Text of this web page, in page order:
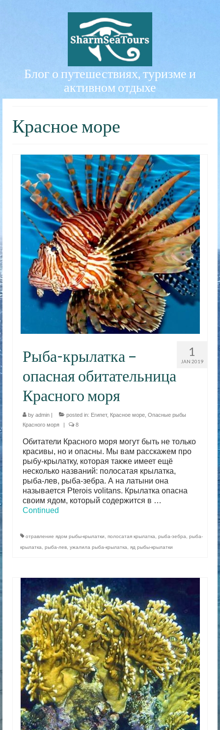
Блог о путешествиях, туризме и
активном отдыхе
Красное море
1
JAN 2019
Рыба-крылатка –
опасная обитательница
Красного моря
by admin | posted in: Египет, Красное море Опасные рыбы
Красного моря
| 8
Обитатели Красного моря могут быть не только
красивы, но и опасны. Мы вам расскажем про
рыбу-крылатку, которая также имеет ещё
несколько названий: полосатая крылатка,
рыба-лев, рыба-зебра. А на латыни она
называется Pterois volitans. Крылатка опасна
своим ядом, который содержится в …
Continued
отравление ядом рыбы-крылатки полосатая крылатка рыба-зебра
рыба-
крылатка
рыба-лев ужалила рыба-крылатка яд рыбы-крылатки